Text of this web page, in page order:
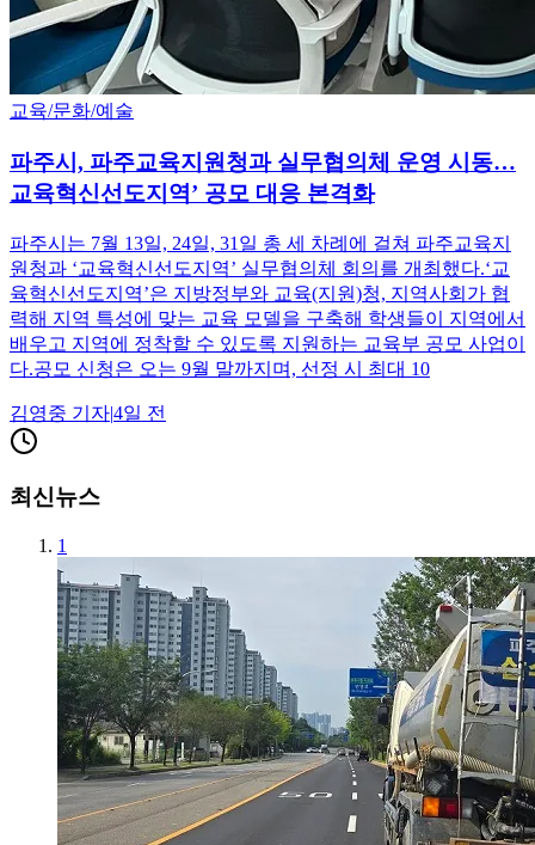
교육/문화/예술
파주시, 파주교육지원청과 실무협의체 운영 시동…
교육혁신선도지역’ 공모 대응 본격화
파주시는 7월 13일, 24일, 31일 총 세 차례에 걸쳐 파주교육지
원청과 ‘교육혁신선도지역’ 실무협의체 회의를 개최했다.‘교
육혁신선도지역’은 지방정부와 교육(지원)청, 지역사회가 협
력해 지역 특성에 맞는 교육 모델을 구축해 학생들이 지역에서
배우고 지역에 정착할 수 있도록 지원하는 교육부 공모 사업이
다.공모 신청은 오는 9월 말까지며, 선정 시 최대 10
김영중 기자|4일 전
최신뉴스
1